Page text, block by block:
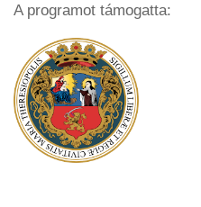
A programot támogatta: